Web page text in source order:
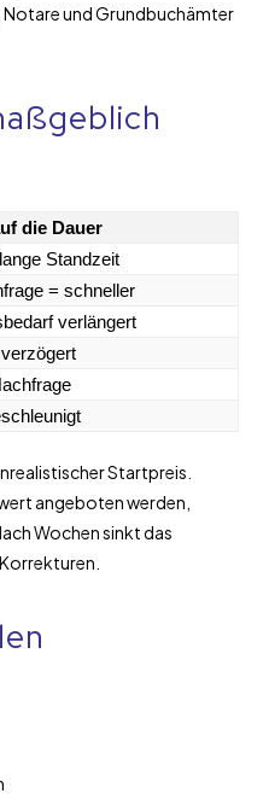
Notare und Grundbuchämter
die Dauer
Standzeit
= schneller
verlängert
Startpreis.
angeboten werden,
Wochen sinkt das